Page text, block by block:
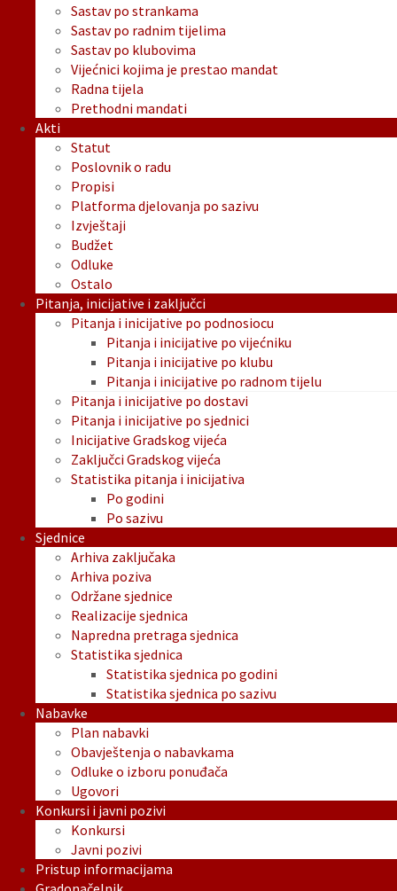
Sastav po strankama
Sastav po radnim tijelima
Sastav po klubovima
Vijećnici kojima je prestao mandat
Radna tijela
Prethodni mandati
Akti
Statut
Poslovnik o radu
Propisi
Platforma djelovanja po sazivu
Izvještaji
Budžet
Odluke
Ostalo
Pitanja, inicijative i zaključci
Pitanja i inicijative po podnosiocu
Pitanja i inicijative po vijećniku
Pitanja i inicijative po klubu
Pitanja i inicijative po radnom tijelu
Pitanja i inicijative po dostavi
Pitanja i inicijative po sjednici
Inicijative Gradskog vijeća
Zaključci Gradskog vijeća
Statistika pitanja i inicijativa
Po godini
Po sazivu
Sjednice
Arhiva zaključaka
Arhiva poziva
Održane sjednice
Realizacije sjednica
Napredna pretraga sjednica
Statistika sjednica
Statistika sjednica po godini
Statistika sjednica po sazivu
Nabavke
Plan nabavki
Obavještenja o nabavkama
Odluke o izboru ponuđača
Ugovori
Konkursi i javni pozivi
Konkursi
Javni pozivi
Pristup informacijama